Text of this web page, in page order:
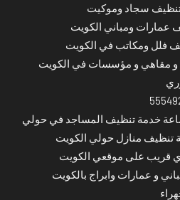
سجاد وموكيت
عمارات ومباني الكويت
فلل ومكاتب في الكويت
و مقاهي و مؤسسات في الكويت
منازل حولي الكويت
قريب على موقعي الكويت
و عمارات وابراج بالكويت